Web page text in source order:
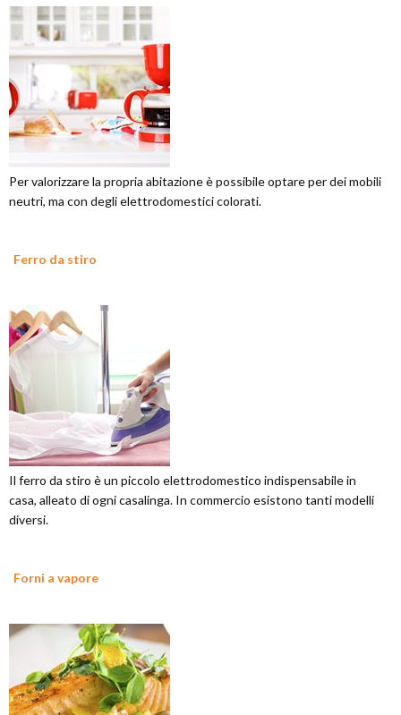
Per valorizzare la propria abitazione è possibile optare per dei mobili
neutri, ma con degli elettrodomestici colorati.
Ferro da stiro
Il ferro da stiro è un piccolo elettrodomestico indispensabile in
casa, alleato di ogni casalinga. In commercio esistono tanti modelli
diversi.
Forni a vapore